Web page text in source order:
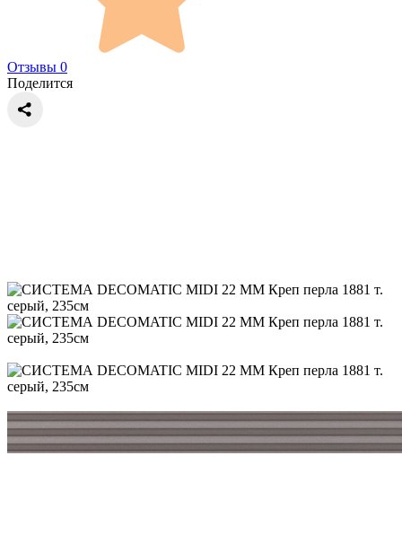
Отзывы 0
Поделится